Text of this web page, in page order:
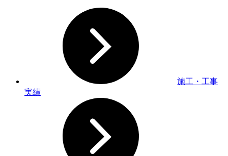
施工・工事
実績